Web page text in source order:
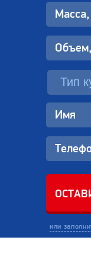
или